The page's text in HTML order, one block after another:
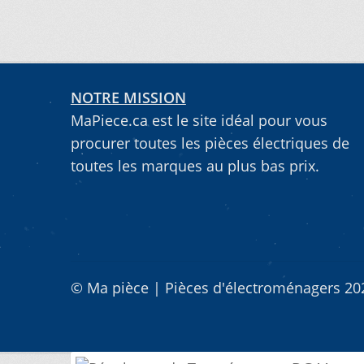
NOTRE MISSION
MaPiece.ca est le site idéal pour vous
procurer toutes les pièces électriques de
toutes les marques au plus bas prix.
© Ma pièce | Pièces d'électroménagers